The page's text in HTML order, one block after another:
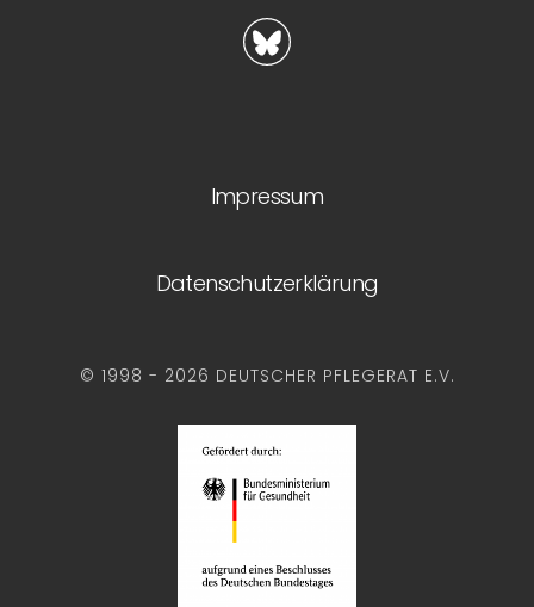
Impressum
Datenschutzerklärung
© 1998 - 2026 DEUTSCHER PFLEGERAT E.V.